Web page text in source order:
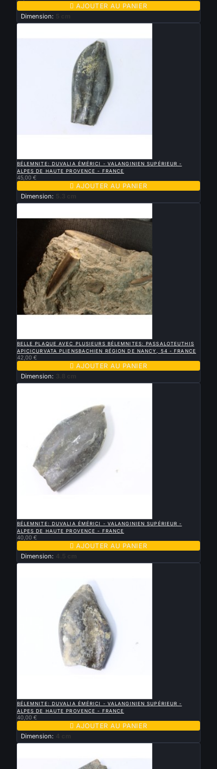
 AJOUTER AU PANIER
Dimension: 5 cm
BÉLEMNITE: DUVALIA ÉMÉRICI - VALANGINIEN SUPÉRIEUR -
ALPES DE HAUTE PROVENCE - FRANCE
45,00 €
 AJOUTER AU PANIER
Dimension: 5.3 cm
BELLE PLAQUE AVEC PLUSIEURS BÉLEMNITES: PASSALOTEUTHIS
APICICURVATA PLIENSBACHIEN RÉGION DE NANCY, 54 - FRANCE
42,00 €
 AJOUTER AU PANIER
Dimension: 3.8 cm
BÉLEMNITE: DUVALIA ÉMÉRICI - VALANGINIEN SUPÉRIEUR -
ALPES DE HAUTE PROVENCE - FRANCE
40,00 €
 AJOUTER AU PANIER
Dimension: 4.5 cm
BÉLEMNITE: DUVALIA ÉMÉRICI - VALANGINIEN SUPÉRIEUR -
ALPES DE HAUTE PROVENCE - FRANCE
40,00 €
 AJOUTER AU PANIER
Dimension: 4 cm